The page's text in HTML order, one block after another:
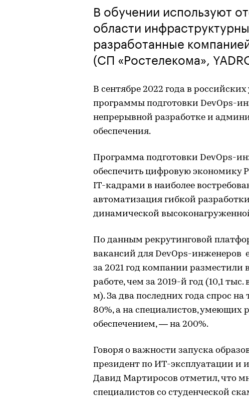
В обучении используют
области
разработанные
(СП «Ростелекома»,
В сентябре 2022 года в
программы подготовки DevOps-
непрерывной разработке и
обеспечения.
Программа подготовки DevOps-
обеспечить цифровую
IT-кадрами в наиболее
автоматизация гибкой
динамической
По данным рекрутинговой
вакансий для DevOps-инженеров
за 2021 год компании разместили
работе, чем за 2019-й год (10,1 тыс.
м). За два последних года спрос
80%, а на специалистов,
обеспечением, — на 200%.
Говоря о важности запуска
президент по ИТ-эксплуатации и
Давид Мартиросов отметил, что
специалистов со студенческой